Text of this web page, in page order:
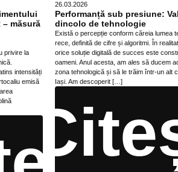
măsură
privire la
intensități
emisă
26.03.2026
Performanță sub presiune:
dincolo de tehnologie
Există o percepție conform căreia lumea
rece, definită de cifre și algoritmi. În
orice soluție digitală de succes este
oameni. Anul acesta, am ales să ducem
zona tehnologică și să le trăim într-un alt
Iași. Am descoperit […]